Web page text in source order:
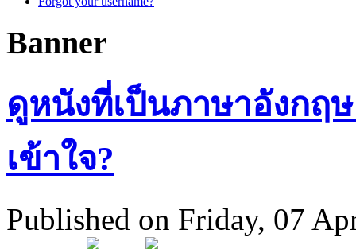
Banner
ดูหนังที่เป็นภาษาอังกฤ
เข้าใจ?
Published on Friday, 07